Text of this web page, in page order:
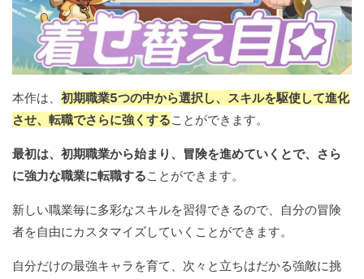
本作は、 初期職業5つの中から選択し、スキルを駆使して進化
させ、転職でさらに強くすることができます。
最初は、初期職業から始まり、冒険を進めていくとで、さら
に強力な職業に転職することができます。
新しい職業毎に多彩なスキルを習得できるので、自分の冒険
者を自由にカスタマイズしていくことができます。
自分だけの最強キャラを育て、次々と立ちはだかる強敵に挑